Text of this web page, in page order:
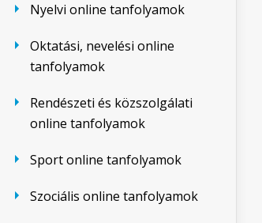
Nyelvi online tanfolyamok
Oktatási, nevelési online
tanfolyamok
Rendészeti és közszolgálati
online tanfolyamok
Sport online tanfolyamok
Szociális online tanfolyamok